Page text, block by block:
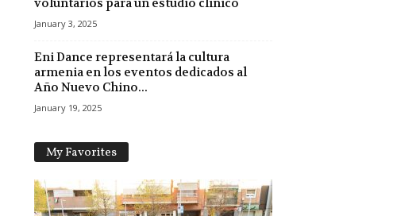
voluntarios para un estudio clínico
January 3, 2025
Eni Dance representará la cultura
armenia en los eventos dedicados al
Año Nuevo Chino...
January 19, 2025
My Favorites